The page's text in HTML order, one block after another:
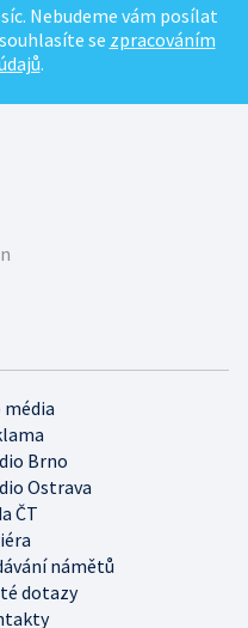
Nebudeme vám posílat
se zpracováním
.